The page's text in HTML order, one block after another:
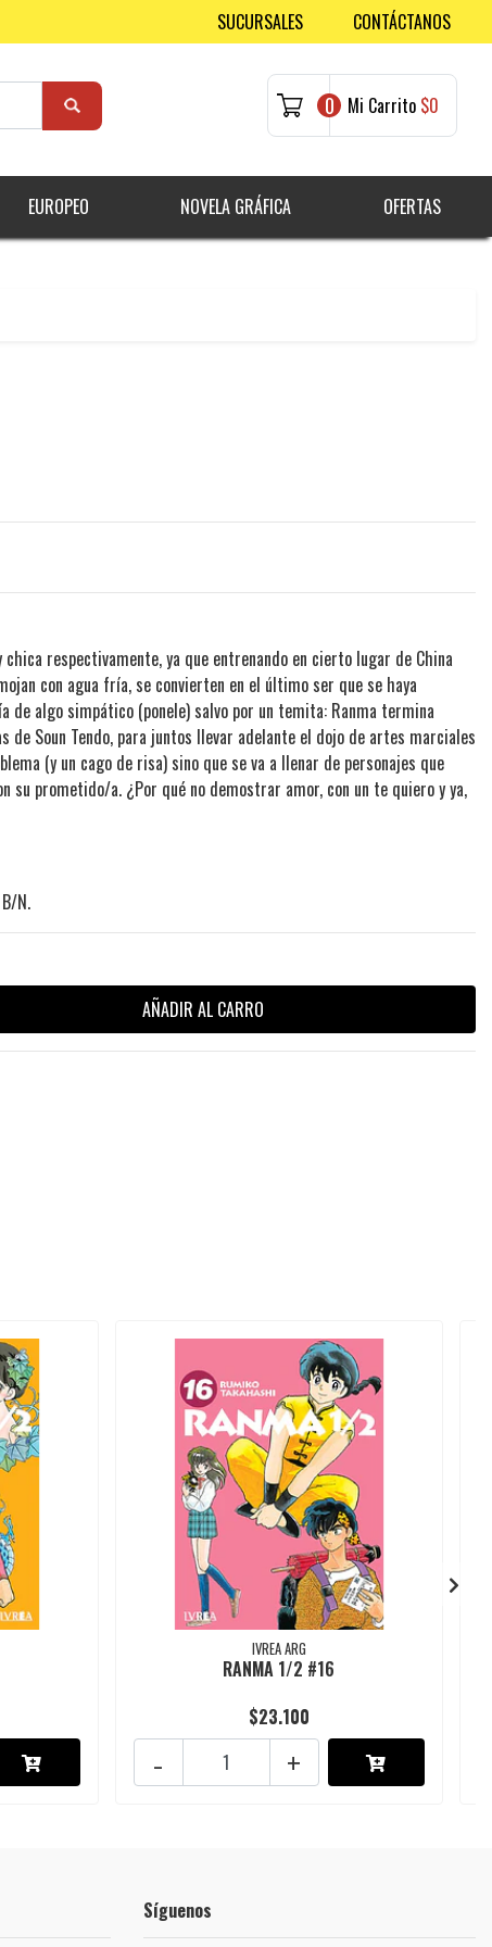
SUCURSALES CONTÁCTANOS
0 Mi Carrito $0
EUROPEO NOVELA GRÁFICA OFERTAS
chica respectivamente, ya que entrenando en cierto lugar de China
con agua fría, se convierten en el último ser que se haya
de algo simpático (ponele) salvo por un temita: Ranma termina
de Soun Tendo, para juntos llevar adelante el dojo de artes marciales
(y un cago de risa) sino que se va a llenar de personajes que
su prometido/a. ¿Por qué no demostrar amor, con un te quiero y ya,
N.
IVREA ARG
RANMA 1/2 #16
$23.100
+
-
Síguenos